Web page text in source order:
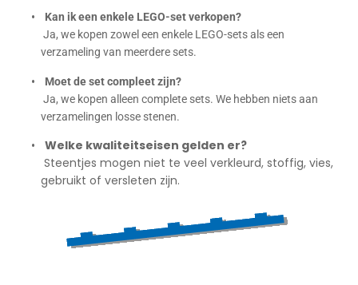
•
Kan ik een enkele LEGO-set verkopen?
Ja, we kopen zowel een enkele LEGO-sets als een
verzameling van meerdere sets.
•
Moet de set compleet zijn?
Ja, we kopen alleen complete sets. We hebben niets aan
verzamelingen losse stenen.
•
Welke kwaliteitseisen gelden er?
Steentjes mogen niet te veel verkleurd, stoffig, vies,
gebruikt of versleten zijn.